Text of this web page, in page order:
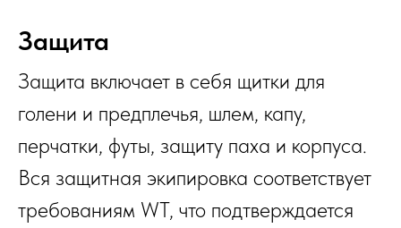
Защита
Защита включает в себя щитки для
голени и предплечья, шлем, капу,
перчатки, футы, защиту паха и корпуса.
Вся защитная экипировка соответствует
требованиям WT, что подтверждается